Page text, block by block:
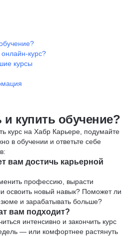
курс?
курсы
купить обучение?
курс на Хабр Карьере, подумайте
в обучении и ответьте себе
вам достичь карьерной
профессию, вырасти
освоить новый навык? Поможет ли
и зарабатывать больше?
вам подходит?
интенсивно и закончить курс
— или комфортнее растянуть